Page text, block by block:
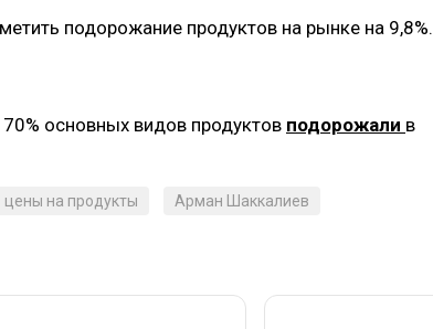
подорожание продуктов на рынке на 9,8%.
основных видов продуктов подорожали в
цены на продукты Арман Шаккалиев